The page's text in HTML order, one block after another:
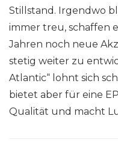
Stillstand. Irgendwo
immer treu, schaffen
Jahren noch neue
stetig weiter zu
Atlantic“ lohnt sich
bietet aber für eine
Qualität und macht